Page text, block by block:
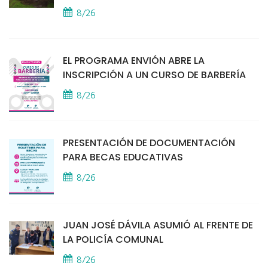
8/26
EL PROGRAMA ENVIÓN ABRE LA
INSCRIPCIÓN A UN CURSO DE BARBERÍA
8/26
PRESENTACIÓN DE DOCUMENTACIÓN
PARA BECAS EDUCATIVAS
8/26
JUAN JOSÉ DÁVILA ASUMIÓ AL FRENTE DE
LA POLICÍA COMUNAL